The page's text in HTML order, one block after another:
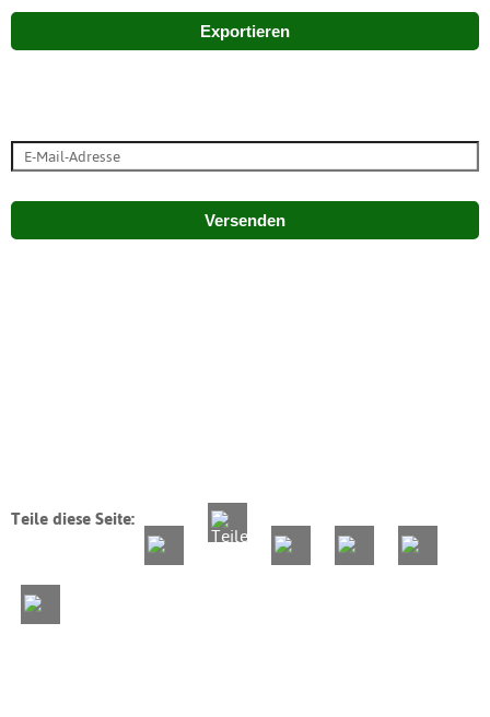
Exportieren
Versenden
Teile diese Seite: